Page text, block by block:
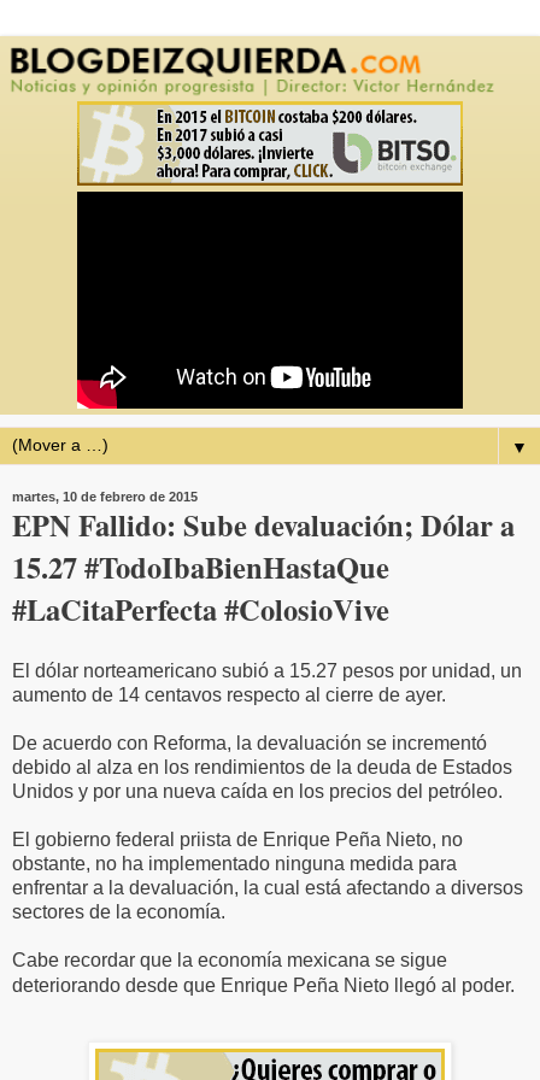
▼
martes, 10 de febrero de 2015
EPN Fallido: Sube devaluación; Dólar a
15.27 #TodoIbaBienHastaQue
#LaCitaPerfecta #ColosioVive
El dólar norteamericano subió a 15.27 pesos por unidad, un
aumento de 14 centavos respecto al cierre de ayer.
De acuerdo con Reforma, la devaluación se incrementó
debido al alza en los rendimientos de la deuda de Estados
Unidos y por una nueva caída en los precios del petróleo.
El gobierno federal priista de Enrique Peña Nieto, no
obstante, no ha implementado ninguna medida para
enfrentar a la devaluación, la cual está afectando a diversos
sectores de la economía.
Cabe recordar que la economía mexicana se sigue
deteriorando desde que Enrique Peña Nieto llegó al poder.